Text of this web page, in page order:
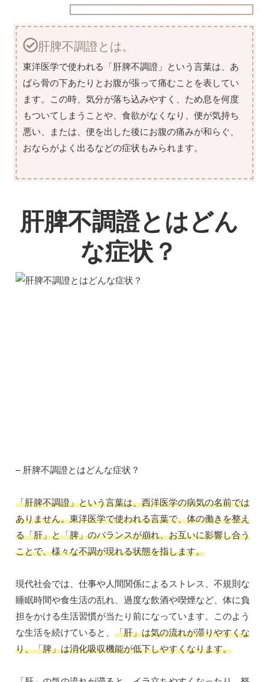
肝脾不調證とは。
東洋医学で使われる「肝脾不調證」という言葉は、あ
ばら骨の下あたりとお腹が張って痛むことを表してい
ます。この時、気分が落ち込みやすく、ため息を何度
もついてしまうことや、食欲がなくなり、便が気持ち
悪い、または、便を出した後にお腹の痛みが和らぐ、
おならがよく出るなどの症状もみられます。
肝脾不調證とはどん
な症状？
– 肝脾不調證とはどんな症状？
「肝脾不調證」という言葉は、西洋医学の病気の名前では
ありません。東洋医学で使われる言葉で、体の働きを整え
る「肝」と「脾」のバランスが崩れ、お互いに影響し合う
ことで、様々な不調が現れる状態を指します。
現代社会では、仕事や人間関係によるストレス、不規則な
睡眠時間や食生活の乱れ、過度な飲酒や喫煙など、体に負
担をかける生活習慣が当たり前になっています。このよう
な生活を続けていると、 「肝」は気の流れが滞りやすくな
り、「脾」は消化吸収機能が低下しやすくなります。